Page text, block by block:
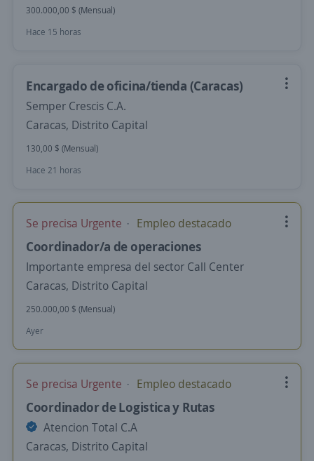
300.000,00 $ (Mensual)
Hace 15 horas
Encargado de oficina/tienda (Caracas)
Semper Crescis C.A.
Caracas, Distrito Capital
130,00 $ (Mensual)
Hace 21 horas
Se precisa Urgente Empleo destacado
Coordinador/a de operaciones
Importante empresa del sector Call Center
Caracas, Distrito Capital
250.000,00 $ (Mensual)
Ayer
Se precisa Urgente Empleo destacado
Coordinador de Logistica y Rutas
Atencion Total C.A
Caracas, Distrito Capital